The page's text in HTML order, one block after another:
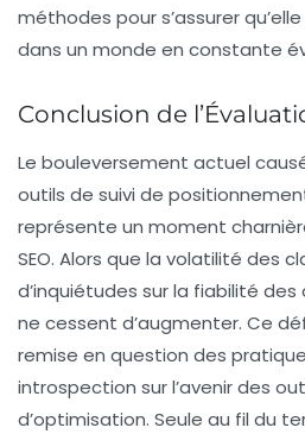
méthodes pour s’assurer
dans un monde en constante
Conclusion de
Le bouleversement actuel
outils de suivi de
représente un moment
SEO. Alors que la volatilité des
d’inquiétudes sur la fiabilité des
ne cessent d’augmenter. Ce
remise en question des
introspection sur l’avenir des
d’optimisation. Seule au fil du